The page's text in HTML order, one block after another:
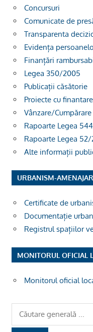
Concursuri
Comunicate de
Transparenta
Evidența
Finanțări
Legea 350/2005
Publicații căsătorie
Proiecte cu
Vânzare/
Rapoarte Legea
Rapoarte Legea
Alte informații
URBANISM-
Certificate de
Documentație
Registrul spațiilor
MONITORUL OFICIAL
Monitorul oficial